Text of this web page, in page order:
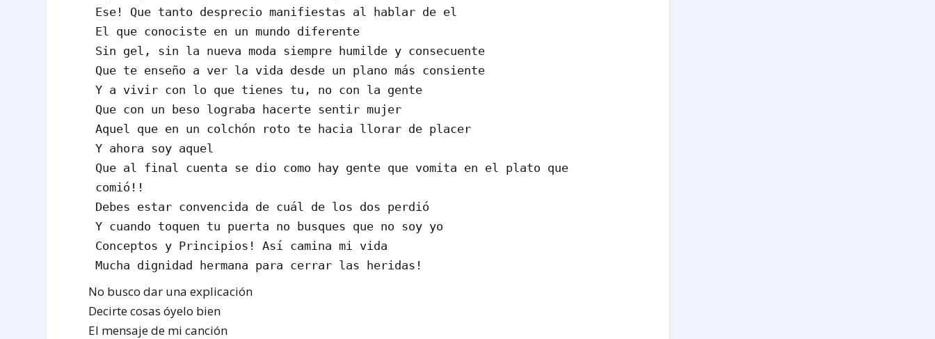
Ese! Que tanto desprecio manifiestas al hablar de el
El que conociste en un mundo diferente
Sin gel, sin la nueva moda siempre humilde y consecuente
Que te enseño a ver la vida desde un plano más consiente
Y a vivir con lo que tienes tu, no con la gente
Que con un beso lograba hacerte sentir mujer
Aquel que en un colchón roto te hacia llorar de placer
Y ahora soy aquel
Que al final cuenta se dio como hay gente que vomita en el plato que
comió!!
Debes estar convencida de cuál de los dos perdió
Y cuando toquen tu puerta no busques que no soy yo
Conceptos y Principios! Así camina mi vida
Mucha dignidad hermana para cerrar las heridas!
No busco dar una explicación
Decirte cosas óyelo bien
El mensaje de mi canción